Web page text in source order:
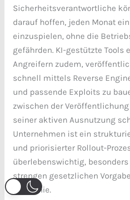
Sicherheitsverantwortliche
darauf hoffen, jeden Monat
einzuspielen, ohne die
gefährden. KI-gestützte Tools
Angreifern zudem,
schnell mittels Reverse
und passende Exploits zu
zwischen der
seiner aktiven Ausnutzung
Unternehmen ist ein
und priorisierter Rollout-
überlebenswichtig,
strengen gesetzlichen
Richtlinie.